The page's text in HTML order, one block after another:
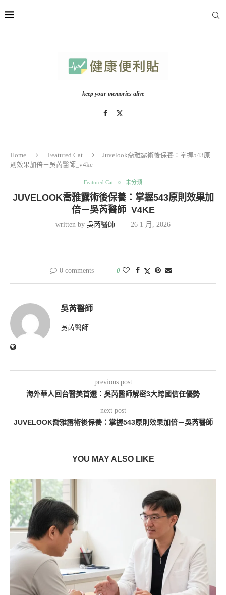
keep your memories alive
Home Featured Cat
Juvelook喬雅露術後保養：掌握543原
則效果加倍－吳芮醫師_v4ke
Featured Cat 未分類
JUVELOOK喬雅露術後保養：掌握543原則效果加
倍－吳芮醫師_V4KE
written by 吳芮醫師 26 1 月, 2026
0 comments 0
吳芮醫師
吳芮醫師
previous post
海外華人回台醫美首選：吳芮醫師解密3大跨國信任優勢
next post
JUVELOOK喬雅露術後保養：掌握543原則效果加倍－吳芮醫師
YOU MAY ALSO LIKE